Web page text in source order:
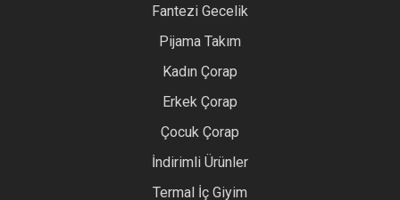
Fantezi Gecelik
Pijama Takım
Kadın Çorap
Erkek Çorap
Çocuk Çorap
İndirimli Ürünler
Termal İç Giyim